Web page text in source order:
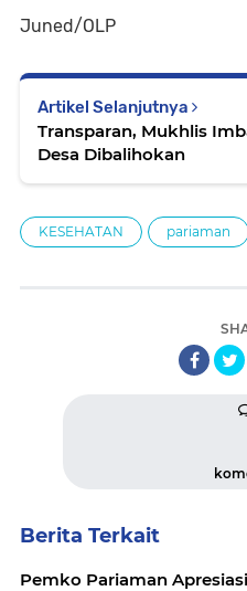
Juned/OLP
Artikel Selanjutnya
Transparan, Mukhlis
Desa Dibalihokan
KESEHATAN pariaman
Berita Terkait
Pemko Pariaman